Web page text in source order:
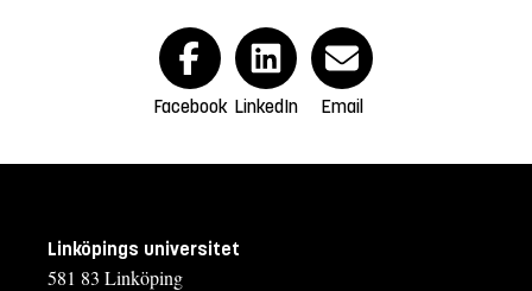
Facebook LinkedIn Email
Linköpings universitet
581 83 Linköping